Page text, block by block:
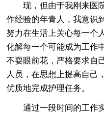
现，但由于我刚来医院
作经验的年青人，我意识
努力在生活上关心每一个
化解每一个可能成为工作
不耍眼前花，严格要求自
人员，在思想上提高自己
优质地完成护理任务。
通过一段时间的工作实